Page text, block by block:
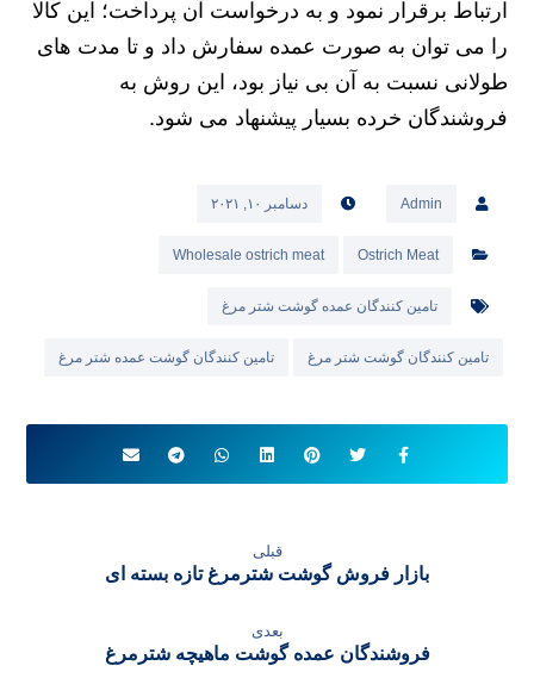
ارتباط برقرار نمود و به درخواست آن پرداخت؛ این کالا
را می توان به صورت عمده سفارش داد و تا مدت های
طولانی نسبت به آن بی نیاز بود، این روش به
فروشندگان خرده بسیار پیشنهاد می‌ شود.
Admin دسامبر ۱۰, ۲۰۲۱
Ostrich Meat
Wholesale ostrich meat
تامین کنندگان عمده گوشت شتر مرغ
تامین کنندگان گوشت شتر مرغ تامین کنندگان گوشت عمده شتر مرغ
قبلی
بازار فروش گوشت شترمرغ تازه بسته ای
بعدی
فروشندگان عمده گوشت ماهیچه شترمرغ